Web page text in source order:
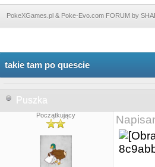
PokeXGames.pl & Poke-Evo.com FORUM by
takie tam po quescie
Puszka
Początkujący